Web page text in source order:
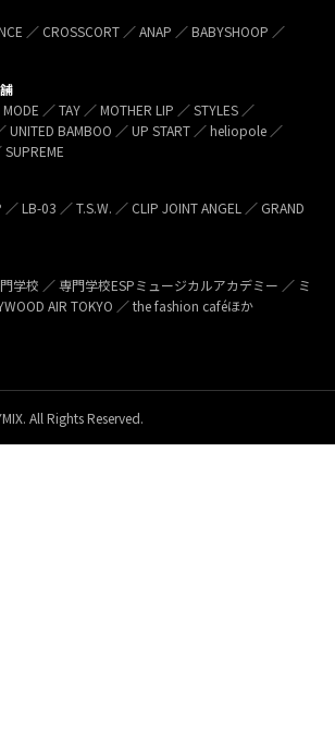
／ CROSSCORT ／ ANAP ／ BABYSHOOP ／
／ TAY ／ MOTHER LIP ／ STYLES ／
UNITED BAMBOO ／ UP START ／ heliopole ／
SUPREME
LB-03 ／ T.S.W. ／ CLIP JOINT ANGEL ／ GRAND
学校 ／ 専門学校ESPミュージカルアカデミー ／ ミ
AIR TOKYO ／ the fashion caféほか
All Rights Reserved.